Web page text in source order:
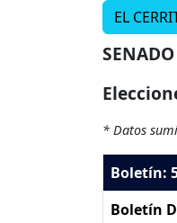
EL
SENADO
* Datos
Boletín:
Boletín